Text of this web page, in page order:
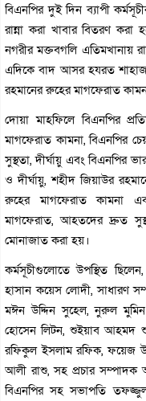
বিএনপির দুই দিন ব্যাপী
রান্না করা খাবার বিতরণ
নগরীর মক্তবগলি এতিমখানায়
এদিকে বাদ আসর হযরত
রহমানের রুহের মাগফেরাত
দোয়া মাহফিলে বিএনপির
মাগফেরাত কামনা, বিএনপির
সুস্থতা, দীর্ঘায়ু এবং বিএনপির
ও দীর্ঘায়ু, শহীদ জিয়াউর
রুহের মাগফেরাত কামনা
মাগফেরাত, আহতদের দ্রুত
মোনাজাত করা হয়।
কর্মসূচীগুলোতে উপস্থিত
হাসান কয়েস লোদী, সাধারণ
মঈন উদ্দিন সুহেল, নুরুল
হোসেন লিটন, শুইয়াব আহমদ
রফিকুল ইসলাম রফিক, ফয়েজ
আলী রাশু, সহ প্রচার সম্পাদক
বিএনপির সহ সভাপতি